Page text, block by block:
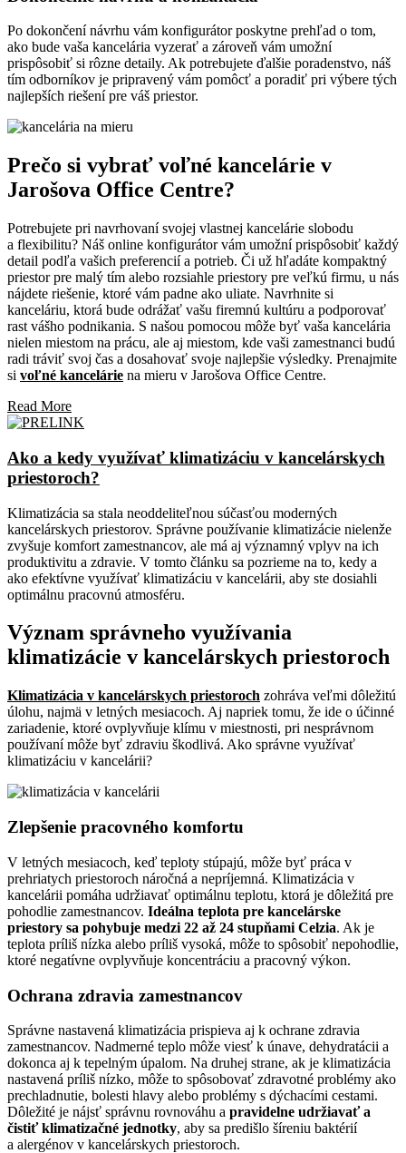
Po dokončení návrhu vám konfigurátor poskytne prehľad o tom,
ako bude vaša kancelária vyzerať a zároveň vám umožní
prispôsobiť si rôzne detaily. Ak potrebujete ďalšie poradenstvo, náš
tím odborníkov je pripravený vám pomôcť a poradiť pri výbere tých
najlepších riešení pre váš priestor.
Prečo si vybrať voľné kancelárie v
Jarošova Office Centre?
Potrebujete pri navrhovaní svojej vlastnej kancelárie slobodu
a flexibilitu? Náš online konfigurátor vám umožní prispôsobiť každý
detail podľa vašich preferencií a potrieb. Či už hľadáte kompaktný
priestor pre malý tím alebo rozsiahle priestory pre veľkú firmu, u nás
nájdete riešenie, ktoré vám padne ako uliate. Navrhnite si
kanceláriu, ktorá bude odrážať vašu firemnú kultúru a podporovať
rast vášho podnikania. S našou pomocou môže byť vaša kancelária
nielen miestom na prácu, ale aj miestom, kde vaši zamestnanci budú
radi tráviť svoj čas a dosahovať svoje najlepšie výsledky. Prenajmite
si voľné kancelárie na mieru v Jarošova Office Centre.
Read More
Ako a kedy využívať klimatizáciu v kancelárskych
priestoroch?
Klimatizácia sa stala neoddeliteľnou súčasťou moderných
kancelárskych priestorov. Správne používanie klimatizácie nielenže
zvyšuje komfort zamestnancov, ale má aj významný vplyv na ich
produktivitu a zdravie. V tomto článku sa pozrieme na to, kedy a
ako efektívne využívať klimatizáciu v kancelárii, aby ste dosiahli
optimálnu pracovnú atmosféru.
Význam správneho využívania
klimatizácie v kancelárskych priestoroch
Klimatizácia v kancelárskych priestoroch zohráva veľmi dôležitú
úlohu, najmä v letných mesiacoch. Aj napriek tomu, že ide o účinné
zariadenie, ktoré ovplyvňuje klímu v miestnosti, pri nesprávnom
používaní môže byť zdraviu škodlivá. Ako správne využívať
klimatizáciu v kancelárii?
Zlepšenie pracovného komfortu
V letných mesiacoch, keď teploty stúpajú, môže byť práca v
prehriatych priestoroch náročná a nepríjemná. Klimatizácia v
kancelárii pomáha udržiavať optimálnu teplotu, ktorá je dôležitá pre
pohodlie zamestnancov. Ideálna teplota pre kancelárske
priestory sa pohybuje medzi 22 až 24 stupňami Celzia. Ak je
teplota príliš nízka alebo príliš vysoká, môže to spôsobiť nepohodlie,
ktoré negatívne ovplyvňuje koncentráciu a pracovný výkon.
Ochrana zdravia zamestnancov
Správne nastavená klimatizácia prispieva aj k ochrane zdravia
zamestnancov. Nadmerné teplo môže viesť k únave, dehydratácii a
dokonca aj k tepelným úpalom. Na druhej strane, ak je klimatizácia
nastavená príliš nízko, môže to spôsobovať zdravotné problémy ako
prechladnutie, bolesti hlavy alebo problémy s dýchacími cestami.
Dôležité je nájsť správnu rovnováhu a pravidelne udržiavať a
čistiť klimatizačné jednotky, aby sa predišlo šíreniu baktérií
a alergénov v kancelárskych priestoroch.